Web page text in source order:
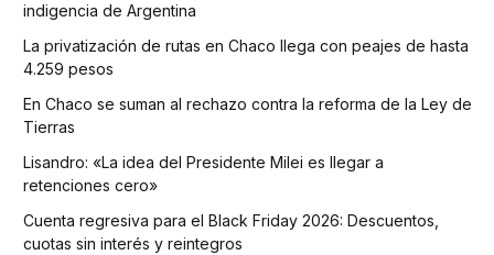
indigencia de Argentina
La privatización de rutas en Chaco llega con peajes de hasta
4.259 pesos
En Chaco se suman al rechazo contra la reforma de la Ley de
Tierras
Lisandro: «La idea del Presidente Milei es llegar a
retenciones cero»
Cuenta regresiva para el Black Friday 2026: Descuentos,
cuotas sin interés y reintegros